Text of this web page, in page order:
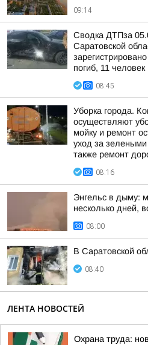
09:14
Сводка ДТПза
Саратовской
погиб, 11
08:45
Уборка города.
осуществляют
мойку и ремонт
уход за
также ремонт
08:16
Энгельс в дыму:
несколько дней,
08:00
В Саратовской
08:40
ЛЕНТА НОВОСТЕЙ
Охрана труда: